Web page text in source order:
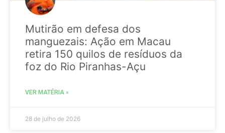
Mutirão em defesa dos
manguezais: Ação em Macau
retira 150 quilos de resíduos da
foz do Rio Piranhas-Açu
VER MATÉRIA »
28 de julho de 2026